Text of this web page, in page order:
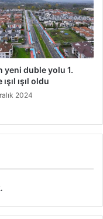
yeni duble yolu 1.
ışıl oldu
2024
.